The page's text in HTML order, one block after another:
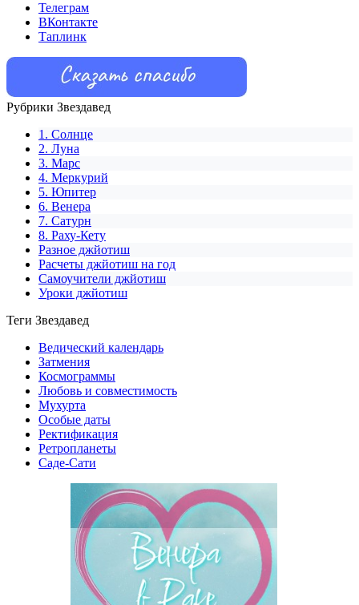
Телеграм
ВКонтакте
Таплинк
Рубрики Звездавед
1. Солнце
2. Луна
3. Марс
4. Меркурий
5. Юпитер
6. Венера
7. Сатурн
8. Раху-Кету
Разное джйотиш
Расчеты джйотиш на год
Самоучители джйотиш
Уроки джйотиш
Теги Звездавед
Ведический календарь
Затмения
Космограммы
Любовь и совместимость
Мухурта
Особые даты
Ректификация
Ретропланеты
Саде-Сати